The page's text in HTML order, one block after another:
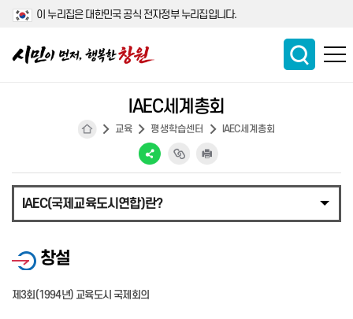
이 누리집은 대한민국 공식 전자정부 누리집입니다.
교육 평생학습센터 IAEC세계총회
IAEC세계총회
IAEC(국제교육도시연합)란?
창설
제3회(1994년) 교육도시 국제회의